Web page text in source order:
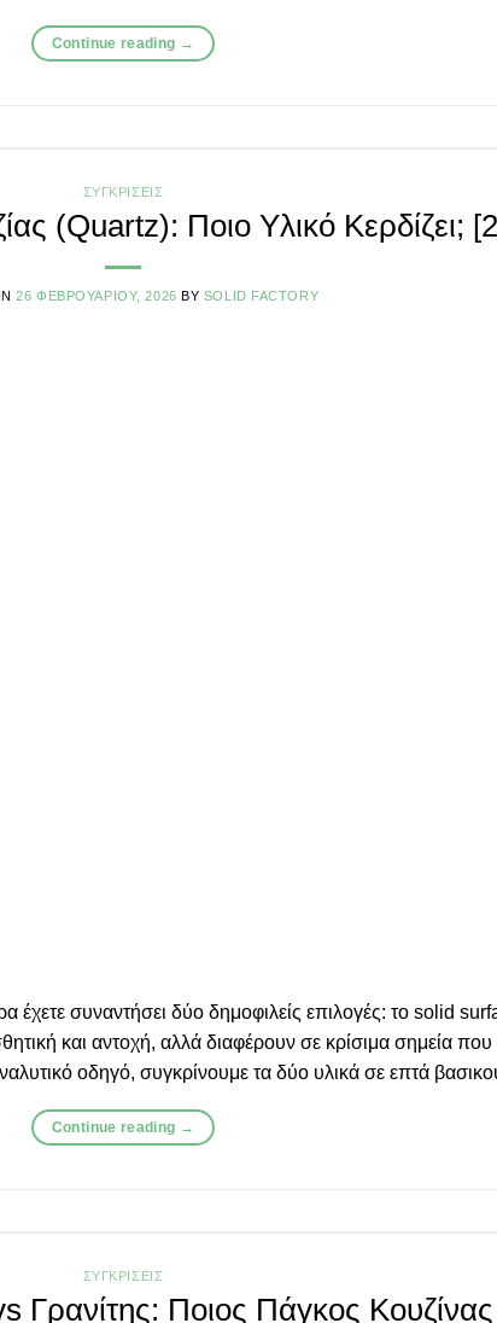
Continue reading →
ΣΥΓΚΡΊΣΕΙΣ
(Quartz): Ποιο Υλικό Κερδίζει;
26 ΦΕΒΡΟΥΑΡΊΟΥ, 2026 BY SOLID FACTORY
έχετε συναντήσει δύο δημοφιλείς επιλογές: το solid
και αντοχή, αλλά διαφέρουν σε κρίσιμα σημεία
οδηγό, συγκρίνουμε τα δύο υλικά σε επτά
Continue reading →
ΣΥΓΚΡΊΣΕΙΣ
Ποιος Πάγκος Κουζίνας